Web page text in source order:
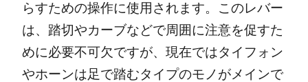
らすための操作に使用されます。このレバー
は、踏切やカーブなどで周囲に注意を促すた
めに必要不可欠ですが、現在ではタイフォン
やホーンは足で踏むタイプのモノがメインで